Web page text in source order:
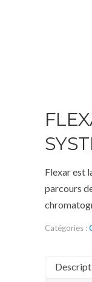
Flexar est
parcours
Catégories :